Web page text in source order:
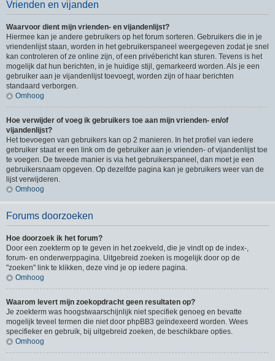
Vrienden en vijanden
Waarvoor dient mijn vrienden- en vijandenlijst?
Hiermee kan je andere gebruikers op het forum sorteren. Gebruikers die in je
vriendenlijst staan, worden in het gebruikerspaneel weergegeven zodat je snel
kan controleren of ze online zijn, of een privébericht kan sturen. Tevens is het
mogelijk dat hun berichten, in je huidige stijl, gemarkeerd worden. Als je een
gebruiker aan je vijandenlijst toevoegt, worden zijn of haar berichten
standaard verborgen.
Omhoog
Hoe verwijder of voeg ik gebruikers toe aan mijn vrienden- en/of
vijandenlijst?
Het toevoegen van gebruikers kan op 2 manieren. In het profiel van iedere
gebruiker staat er een link om de gebruiker aan je vrienden- of vijandenlijst toe
te voegen. De tweede manier is via het gebruikerspaneel, dan moet je een
gebruikersnaam opgeven. Op dezelfde pagina kan je gebruikers weer van de
lijst verwijderen.
Omhoog
Forums doorzoeken
Hoe doorzoek ik het forum?
Door een zoekterm op te geven in het zoekveld, die je vindt op de index-,
forum- en onderwerppagina. Uitgebreid zoeken is mogelijk door op de
"zoeken" link te klikken, deze vind je op iedere pagina.
Omhoog
Waarom levert mijn zoekopdracht geen resultaten op?
Je zoekterm was hoogstwaarschijnlijk niet specifiek genoeg en bevatte
mogelijk teveel termen die niet door phpBB3 geïndexeerd worden. Wees
specifieker en gebruik, bij uitgebreid zoeken, de beschikbare opties.
Omhoog